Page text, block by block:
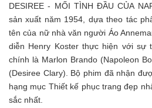
DESIREE - MỐI TÌNH ĐẦU CỦA
sản xuất năm 1954, dựa theo tác
tên của nữ nhà văn người Áo
diễn Henry Koster thực hiện với sự
chính là Marlon Brando (Napoleon
(Desiree Clary). Bộ phim đã nhận
hạng mục Thiết kế phục trang đẹp
sắc nhất.